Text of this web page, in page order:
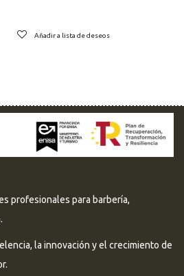
Añadir a lista de deseos
profesionales para barbería,
la innovación y el crecimiento de